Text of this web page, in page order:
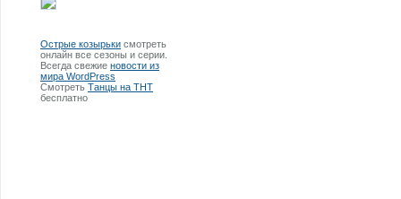
Острые козырьки смотреть
онлайн все сезоны и серии.
Всегда свежие новости из
мира WordPress
Смотреть Танцы на ТНТ
бесплатно